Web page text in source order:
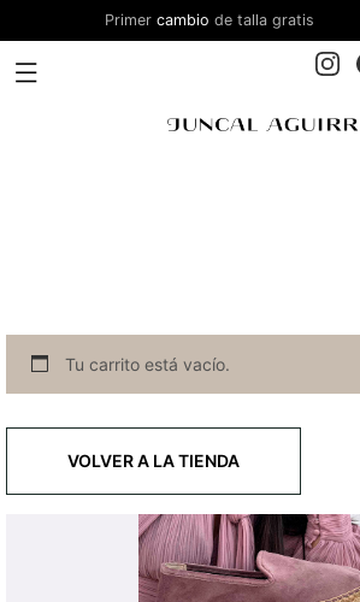
cambiode talla gratis
Tu carrito está vacío.
VOLVER A LA TIENDA